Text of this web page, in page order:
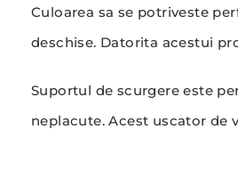
Culoarea sa se potriveste
deschise. Datorita acestui
Suportul de scurgere este
neplacute. Acest uscator de